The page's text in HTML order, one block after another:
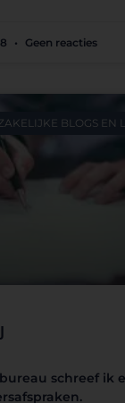
Geen reacties
BLOGS EN
schreef ik